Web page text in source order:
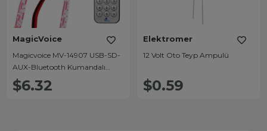
MagicVoice
Magicvoice MV-14907 USB-SD-
AUX-Bluetooth Kumandalı
Ekranlı Oto Teyp Çevirici Dijital
Player Board
$6.32
Elektromer
12 Volt Oto Teyp Ampulü
$0.59